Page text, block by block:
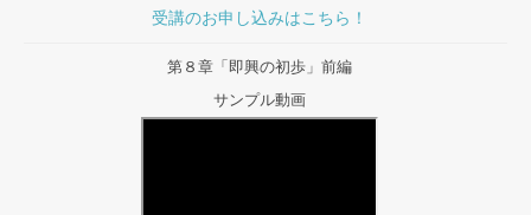
受講のお申し込みはこちら！
第８章「即興の初歩」前編
サンプル動画